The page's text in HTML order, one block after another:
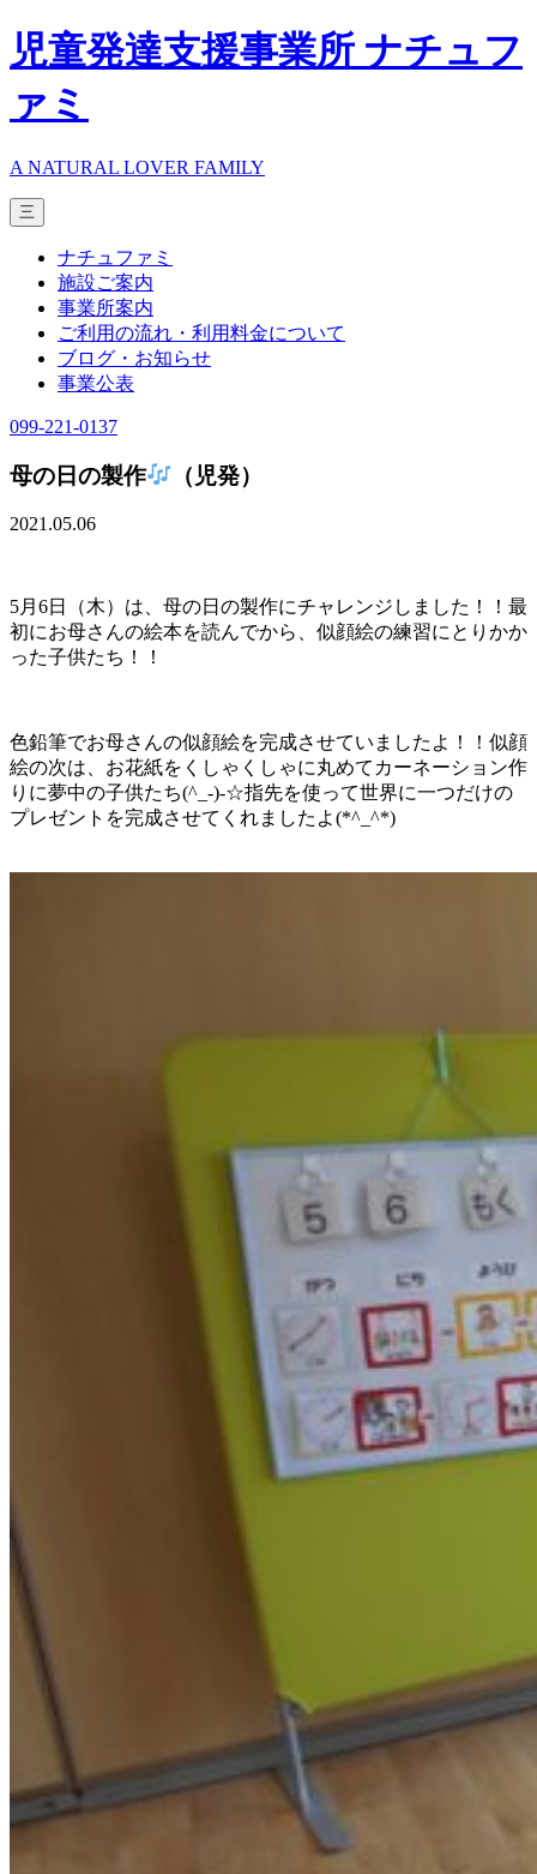
児童発達支援事業所 ナチュフ
ァミ
A NATURAL LOVER FAMILY
三
ナチュファミ
施設ご案内
事業所案内
ご利用の流れ・利用料金について
ブログ・お知らせ
事業公表
099-221-0137
母の日の製作 （児発）
2021.05.06
5月6日（木）は、母の日の製作にチャレンジしました！！最
初にお母さんの絵本を読んでから、似顔絵の練習にとりかか
った子供たち！！
色鉛筆でお母さんの似顔絵を完成させていましたよ！！似顔
絵の次は、お花紙をくしゃくしゃに丸めてカーネーション作
りに夢中の子供たち(^_-)-☆指先を使って世界に一つだけの
プレゼントを完成させてくれましたよ(*^_^*)